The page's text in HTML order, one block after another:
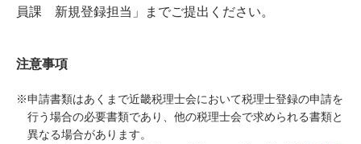
員課 新規登録担当」までご提出ください。
注意事項
※申請書類はあくまで近畿税理士会において税理士登録の申請を
行う場合の必要書類であり、他の税理士会で求められる書類と
異なる場合があります。